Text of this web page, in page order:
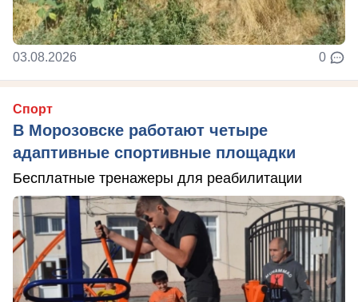
03.08.2026 0
Спорт
В Морозовске работают четыре
адаптивные спортивные площадки
Бесплатные тренажеры для реабилитации